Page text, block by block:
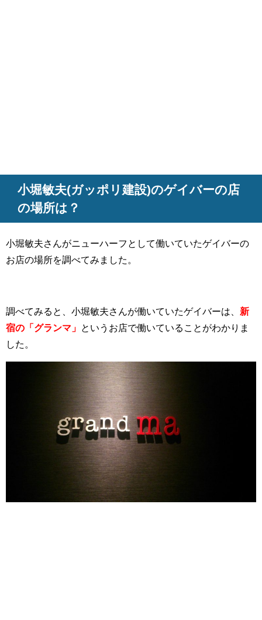
小堀敏夫(ガッポリ建設)のゲイバーの店
の場所は？
小堀敏夫さんがニューハーフとして働いていたゲイバーの
お店の場所を調べてみました。
調べてみると、小堀敏夫さんが働いていたゲイバーは、 新
宿の「グランマ」
というお店で働いていることがわかりま
した。